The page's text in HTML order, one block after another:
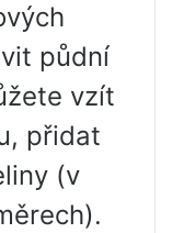
půdní
vzít
přidat
(v